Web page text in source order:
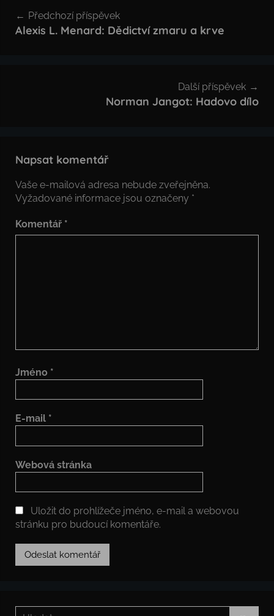
pro
Předchozí příspěvek
Alexis L. Menard: Dědictví zmaru a krve
Další příspěvek
Norman Jangot: Hadovo dílo
Napsat komentář
Vaše e-mailová adresa nebude zveřejněna.
Vyžadované informace jsou označeny *
Komentář *
Jméno *
E-mail *
Webová stránka
Uložit do prohlížeče jméno, e-mail a webovou
stránku pro budoucí komentáře.
Hledat: